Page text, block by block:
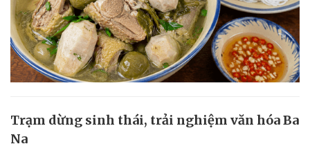
Trạm dừng sinh thái, trải nghiệm văn hóa Ba
Na